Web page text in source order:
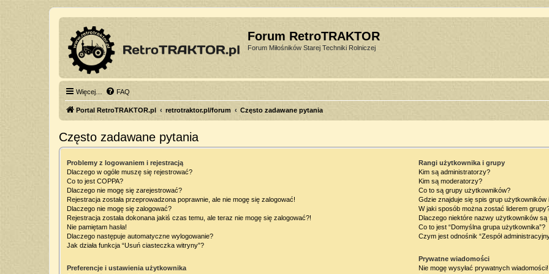
Forum RetroTRAKTOR
Forum Miłośników Starej Techniki Rolniczej
Więcej… FAQ
Portal RetroTRAKTOR.pl retrotraktor.pl/forum Często zadawane pytania
Często zadawane pytania
Problemy z logowaniem i rejestracją
Dlaczego w ogóle muszę się rejestrować?
Co to jest COPPA?
Dlaczego nie mogę się zarejestrować?
Rejestracja została przeprowadzona poprawnie, ale nie mogę się zalogować!
Dlaczego nie mogę się zalogować?
Rejestracja została dokonana jakiś czas temu, ale teraz nie mogę się zalogować?!
Nie pamiętam hasła!
Dlaczego następuje automatyczne wylogowanie?
Jak działa funkcja “Usuń ciasteczka witryny”?
Preferencje i ustawienia użytkownika
Rangi użytkownika i grupy
Kim są administratorzy?
Kim są moderatorzy?
Co to są grupy użytkowników?
Gdzie znajduje się spis grup użytkowników
W jaki sposób można zostać liderem
Dlaczego niektóre nazwy użytkowników
Co to jest “Domyślna grupa użytkownika”?
Czym jest odnośnik “Zespół
Prywatne wiadomości
Nie mogę wysyłać prywatnych wiadomości!